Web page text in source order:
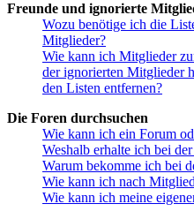
Freunde und ignorierte
Wozu benötige ich die
Mitglieder?
Wie kann ich Mitglieder
der ignorierten Mitglieder
den Listen entfernen?
Die Foren durchsuchen
Wie kann ich ein Forum
Weshalb erhalte ich bei
Warum bekomme ich bei
Wie kann ich nach
Wie kann ich meine